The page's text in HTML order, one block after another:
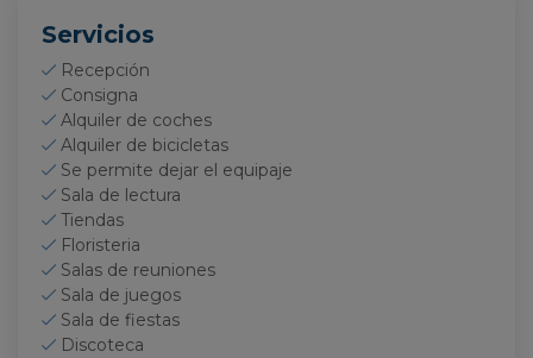
Servicios
Recepción
Consigna
Alquiler de coches
Alquiler de bicicletas
Se permite dejar el equipaje
Sala de lectura
Tiendas
Floristeria
Salas de reuniones
Sala de juegos
Sala de fiestas
Discoteca